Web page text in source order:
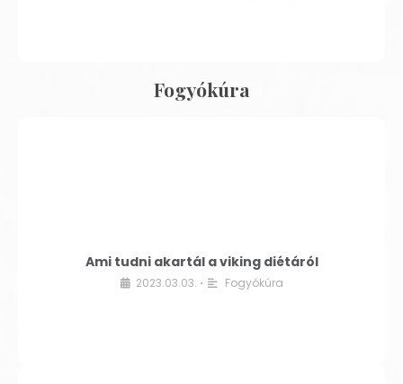
Fogyókúra
Ami tudni akartál a viking diétáról
2023.03.03. • Fogyókúra